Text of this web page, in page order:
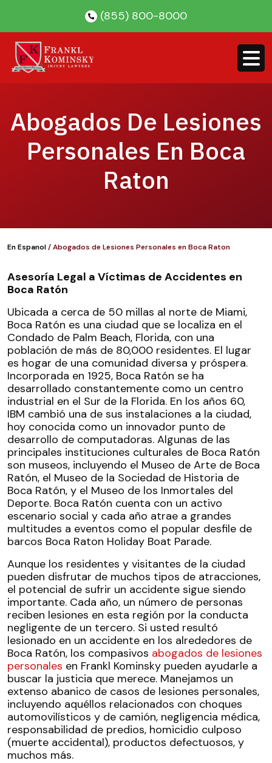
content
(855) 800-8000
Abogados De Lesiones
Personales En Boca
Raton
En Espanol/Abogados de Lesiones Personales en Boca Raton
Asesoría Legal a Víctimas de Accidentes en
Boca Ratón
Ubicada a cerca de 50 millas al norte de Miami,
Boca Ratón es una ciudad que se localiza en el
Condado de Palm Beach, Florida, con una
población de más de 80,000 residentes. El lugar
es hogar de una comunidad diversa y próspera.
Incorporada en 1925, Boca Ratón se ha
desarrollado constantemente como un centro
industrial en el Sur de la Florida. En los años 60,
IBM cambió una de sus instalaciones a la ciudad,
hoy conocida como un innovador punto de
desarrollo de computadoras. Algunas de las
principales instituciones culturales de Boca Ratón
son museos, incluyendo el Museo de Arte de Boca
Ratón, el Museo de la Sociedad de Historia de
Boca Ratón, y el Museo de los Inmortales del
Deporte. Boca Ratón cuenta con un activo
escenario social y cada año atrae a grandes
multitudes a eventos como el popular desfile de
barcos Boca Raton Holiday Boat Parade.
Aunque los residentes y visitantes de la ciudad
pueden disfrutar de muchos tipos de atracciones,
el potencial de sufrir un accidente sigue siendo
importante. Cada año, un número de personas
reciben lesiones en esta región por la conducta
negligente de un tercero. Si usted resultó
lesionado en un accidente en los alrededores de
Boca Ratón, los compasivos abogados de lesiones
personales en Frankl Kominsky pueden ayudarle a
buscar la justicia que merece. Manejamos un
extenso abanico de casos de lesiones personales,
incluyendo aquéllos relacionados con choques
automovilísticos y de camión, negligencia médica,
responsabilidad de predios, homicidio culposo
(muerte accidental), productos defectuosos, y
muchos más.